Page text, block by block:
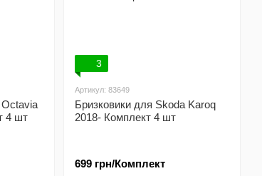
4 шт
3
Артикул: 83649
Бризковики для Skoda Karoq
2018- Комплект 4 шт
699 грн/Комплект